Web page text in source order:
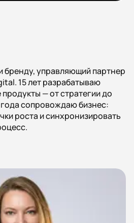
бренду, управляющий партнер
15 лет разрабатываю
— от стратегии до
сопровождаю бизнес:
роста и синхронизировать